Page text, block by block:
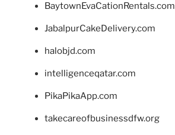
BaytownEvaCationRentals.com
JabalpurCakeDelivery.com
halobjd.com
intelligenceqatar.com
PikaPikaApp.com
takecareofbusinessdfw.org